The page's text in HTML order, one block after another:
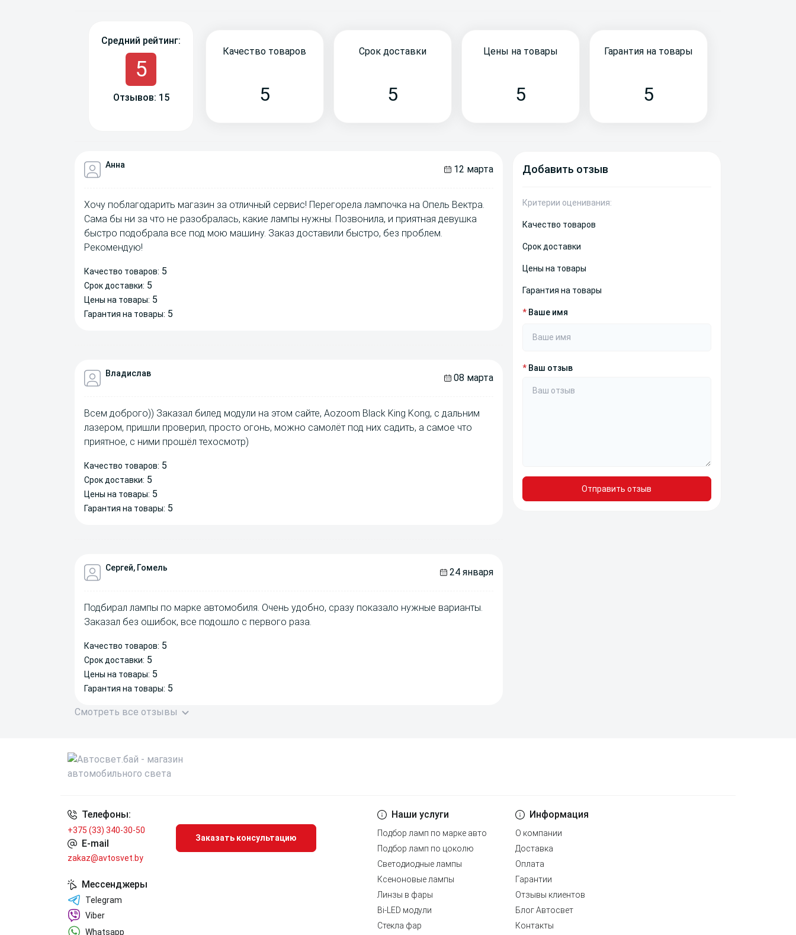
Средний рейтинг:
5
Отзывов: 15
Качество товаров
5
Срок доставки
5
Цены на товары
5
Гарантия на товары
5
Анна 12 марта
Хочу поблагодарить магазин за отличный сервис! Перегорела лампочка на Опель Вектра.
Сама бы ни за что не разобралась, какие лампы нужны. Позвонила, и приятная девушка
быстро подобрала все под мою машину. Заказ доставили быстро, без проблем.
Рекомендую!
Качество товаров: 5
Срок доставки: 5
Цены на товары: 5
Гарантия на товары: 5
Владислав 08 марта
Всем доброго)) Заказал билед модули на этом сайте, Aozoom Black King Kong, с дальним
лазером, пришли проверил, просто огонь, можно самолёт под них садить, а самое что
приятное, с ними прошёл техосмотр)
Качество товаров: 5
Срок доставки: 5
Цены на товары: 5
Гарантия на товары: 5
Сергей, Гомель 24 января
Подбирал лампы по марке автомобиля. Очень удобно, сразу показало нужные варианты.
Заказал без ошибок, все подошло с первого раза.
Качество товаров: 5
Срок доставки: 5
Цены на товары: 5
Гарантия на товары: 5
Добавить отзыв
Критерии оценивания:
Качество товаров
Срок доставки
Цены на товары
Гарантия на товары
* Ваше имя
* Ваш отзыв
Отправить отзыв
Смотреть все отзывы
Телефоны:
+375 (33) 340-30-50
E-mail
zakaz@avtosvet.by
Мессенджеры
Telegram
Viber
Whatsapp
Заказать консультацию
Наши услуги
Подбор ламп по марке авто
Подбор ламп по цоколю
Светодиодные лампы
Ксеноновые лампы
Линзы в фары
Bi-LED модули
Стекла фар
Информация
О компании
Доставка
Оплата
Гарантии
Отзывы клиентов
Блог Автосвет
Контакты